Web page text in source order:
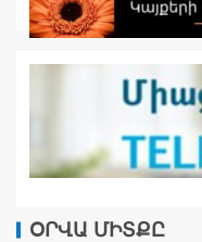
ՕՐՎԱ ՄԻՏՔԸ